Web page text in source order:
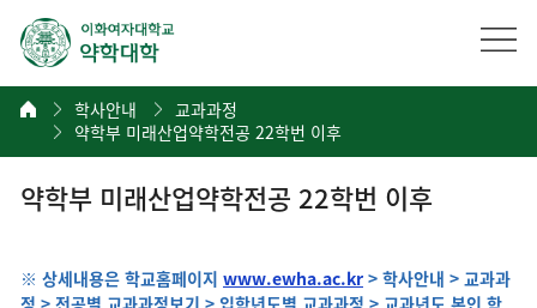
학사안내
교과과정
약학부 미래산업약학전공 22학번 이후
약학부 미래산업약학전공 22학번 이후
※ 상세내용은 학교홈페이지 www.ewha.ac.kr > 학사안내 > 교과과